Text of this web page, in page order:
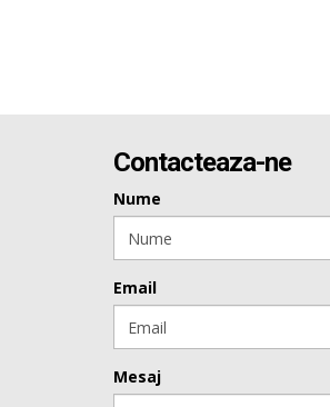
Contacteaza-ne
Nume
Email
Mesaj